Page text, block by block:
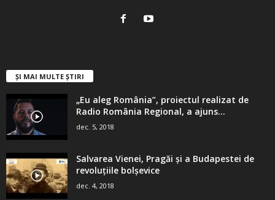
ȘI MAI MULTE ȘTIRI
„Eu aleg România”, proiectul realizat de
Radio România Regional, a ajuns...
dec. 5, 2018
Salvarea Vienei, Pragăi şi a Budapestei de
revoluţiile bolşevice
dec. 4, 2018